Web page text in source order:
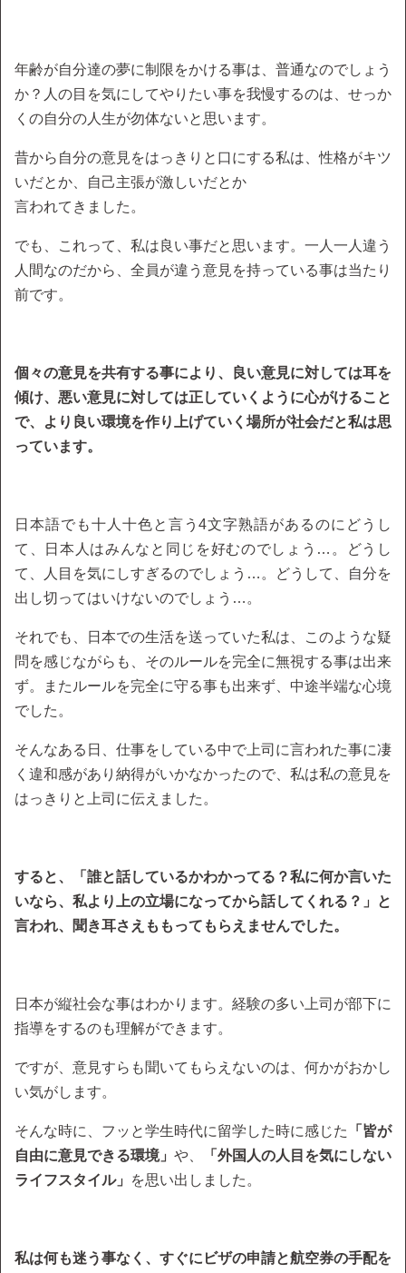
年齢が自分達の夢に制限をかける事は、普通なのでしょう
か？人の目を気にしてやりたい事を我慢するのは、せっか
くの自分の人生が勿体ないと思います。
昔から自分の意見をはっきりと口にする私は、性格がキツ
いだとか、自己主張が激しいだとか
言われてきました。
でも、これって、私は良い事だと思います。一人一人違う
人間なのだから、全員が違う意見を持っている事は当たり
前です。
個々の意見を共有する事により、良い意見に対しては耳を
傾け、悪い意見に対しては正していくように心がけること
で、より良い環境を作り上げていく場所が社会だと私は思
っています。
日本語でも十人十色と言う4文字熟語があるのにどうし
て、日本人はみんなと同じを好むのでしょう…。どうし
て、人目を気にしすぎるのでしょう…。どうして、自分を
出し切ってはいけないのでしょう…。
それでも、日本での生活を送っていた私は、このような疑
問を感じながらも、そのルールを完全に無視する事は出来
ず。またルールを完全に守る事も出来ず、中途半端な心境
でした。
そんなある日、仕事をしている中で上司に言われた事に凄
く違和感があり納得がいかなかったので、私は私の意見を
はっきりと上司に伝えました。
すると、「誰と話しているかわかってる？私に何か言いた
いなら、私より上の立場になってから話してくれる？」と
言われ、聞き耳さえももってもらえませんでした。
日本が縦社会な事はわかります。経験の多い上司が部下に
指導をするのも理解ができます。
ですが、意見すらも聞いてもらえないのは、何かがおかし
い気がします。
そんな時に、フッと学生時代に留学した時に感じた
「皆が
自由に意見できる環境」 や、
「外国人の人目を気にしない
ライフスタイル」
を思い出しました。
私は何も迷う事なく、すぐにビザの申請と航空券の手配を